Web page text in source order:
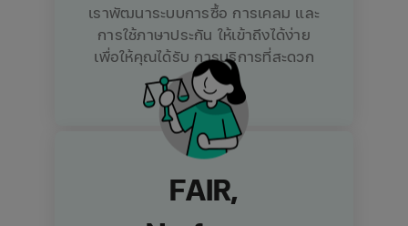
เราพัฒนาระบบการซื้อ การเคลม และ
การใช้ภาษาประกัน ให้เข้าถึงได้ง่าย
เพื่อให้คุณได้รับ การบริการที่สะดวก
รวดเร็ว
FAIR,